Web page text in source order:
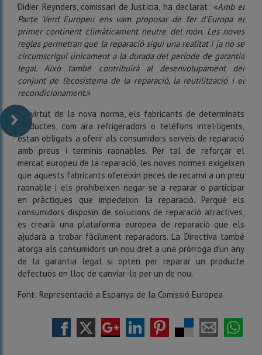
Didier Reynders, comissari de Justícia, ha declarat: «Amb el
Pacte Verd Europeu ens vam proposar de fer d'Europa el
primer continent climàticament neutre del món. Les noves
regles permetran que la reparació sigui una realitat i ja no se
circumscrigui únicament a la durada del període de garantia
legal. Això també contribuirà al desenvolupament del
conjunt de l'ecosistema de la reparació, la reutilització i el
recondicionament.»
En virtut de la nova norma, els fabricants de determinats
productes, com ara refrigeradors o telèfons intel·ligents,
estan obligats a oferir als consumidors serveis de reparació
amb preus i terminis raonables. Per tal de reforçar el
mercat europeu de la reparació, les noves normes exigeixen
que aquests fabricants ofereixin peces de recanvi a un preu
raonable i els prohibeixen negar-se a reparar o participar
en pràctiques que impedeixin la reparació. Perquè els
consumidors disposin de solucions de reparació atractives,
es crearà una plataforma europea de reparació que els
ajudarà a trobar fàcilment reparadors. La Directiva també
atorga als consumidors un nou dret a una pròrroga d'un any
de la garantia legal si opten per reparar un producte
defectuós en lloc de canviar-lo per un de nou.
Font: Representació a Espanya de la Comissió Europea